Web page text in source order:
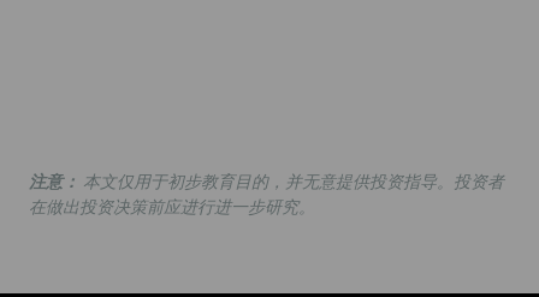
注意： 本文仅用于初步教育目的，并无意提供投资指导。投资者
在做出投资决策前应进行进一步研究。